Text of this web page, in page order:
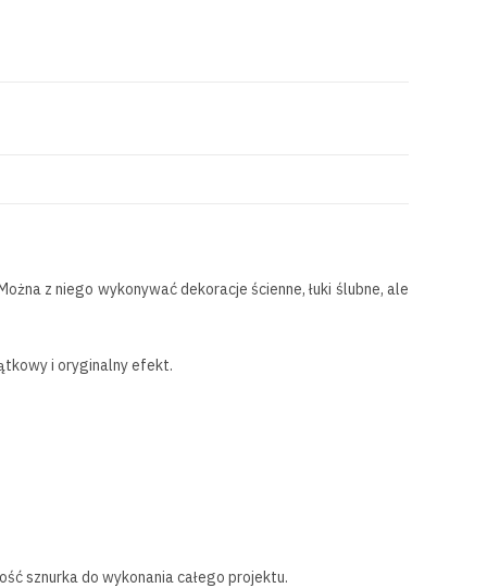
z niego wykonywać dekoracje ścienne, łuki ślubne, ale
i oryginalny efekt.
sznurka do wykonania całego projektu.